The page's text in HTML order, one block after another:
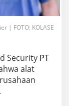
| FOTO: KOLASE
Security PT
alat